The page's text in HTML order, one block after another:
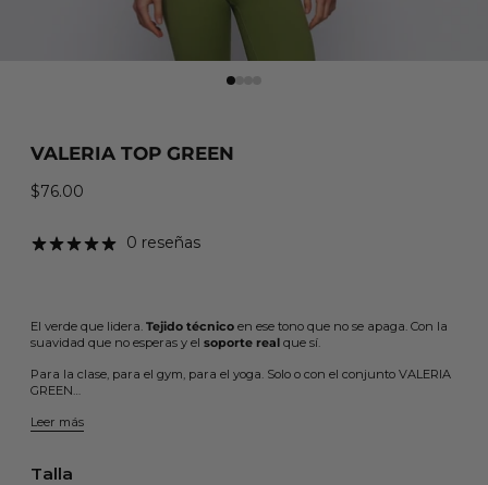
VALERIA TOP GREEN
Precio habitual
$76.00
0 reseñas
El verde que lidera. Tejido técnico en ese tono que no se apaga. Con la
suavidad que no esperas y el soporte real que sí.
Para la clase, para el gym, para el yoga. Solo o con el conjunto VALERIA
GREEN…
Leer más
Talla